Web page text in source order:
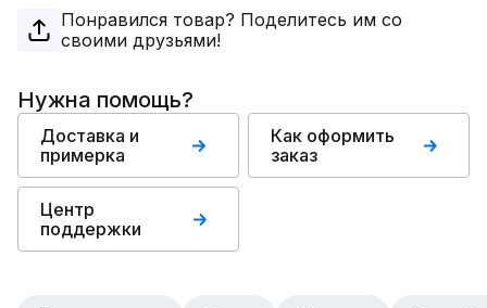
Понравился товар? Поделитесь им со
своими друзьями!
Нужна помощь?
Доставка и
примерка
Как оформить
заказ
Центр
поддержки